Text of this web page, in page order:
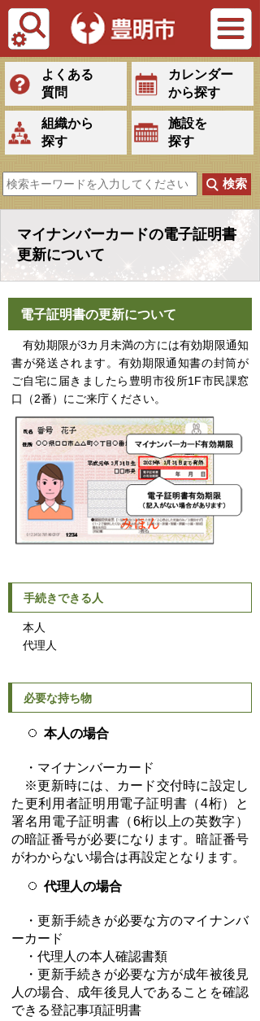
Tiếng Việt
よくある
質問
カレンダー
から探す
組織から
探す
施設を
探す
マイナンバーカードの電子証明書
更新について
電子証明書の更新について
有効期限が3カ月未満の方には有効期限通知
書が発送されます。 有効期限通知書の封筒が
ご自宅に届きましたら豊明市役所1F市民課窓
口（2番）にご来庁ください。
手続きできる人
本人
代理人
必要な持ち物
本人の場合
・マイナンバーカード
※更新時には、カード交付時に設定し
た更利用者証明用電子証明書（4桁）と
署名用電子証明書（6桁以上の英数字）
の暗証番号が必要になります。暗証番号
がわからない場合は再設定となります。
代理人の場合
・更新手続きが必要な方のマイナンバ
ーカード
・代理人の本人確認書類
・更新手続きが必要な方が成年被後見
人の場合、成年後見人であることを確認
できる登記事項証明書